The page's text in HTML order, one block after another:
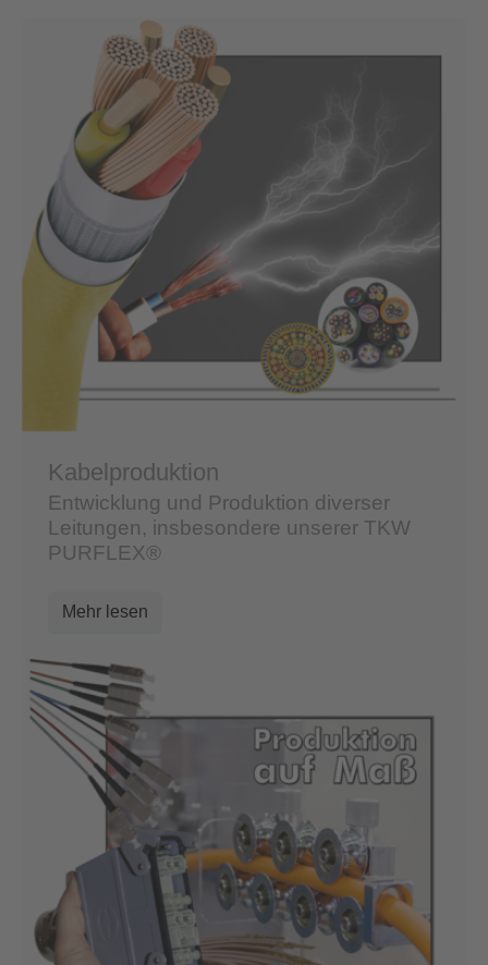
Kabelproduktion
Entwicklung und Produktion diverser
Leitungen, insbesondere unserer TKW
PURFLEX®
Mehr lesen